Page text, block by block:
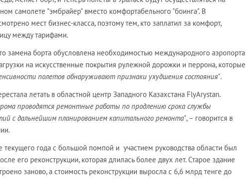
самолете "эмбрайер" вместо комфортабельного "боинга". В
мест бизнес-класса, поэтому тем, кто заплатил за комфорт,
между тарифами.
замена борта обусловлена необходимостью международного аэропорта
на искусственные покрытия рулежной дорожки и перрона, которые
полетов обнаруживают признаки ухудшения состояния".
летать в областной центр Западного Казахстана FlyArystan.
проводятся ремонтные работы по продлению срока службы
с дальнейшим планированием капитального ремонта", – говорится в
текущего года с большой помпой и участием руководства области был
его реконструкции, которая длилась более двух лет. Старое здание
заново, а стоимость реконструкции выросла с 6,6 млрд тенге до